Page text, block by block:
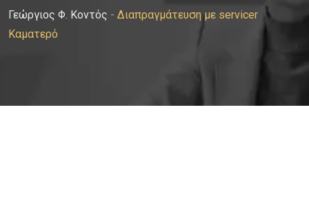
Γεώργιος Φ. Κοντός - Διαπραγμάτευση με servicer
Καματερό